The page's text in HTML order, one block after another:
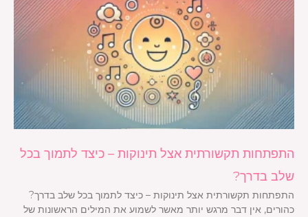
התפתחות תקשורתית אצל תינוקות – כיצד לתמוך בכל
שלב בדרך?
התפתחות תקשורתית אצל תינוקות – כיצד לתמוך בכל שלב בדרך?
כהורים, אין דבר מרגש יותר מאשר לשמוע את המילים הראשונות של